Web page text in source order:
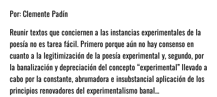
Por:Clemente Padín
Reunir textos que conciernen a las instancias experimentales de la
poesía no es tarea fácil. Primero porque aún no hay consenso en
cuanto a la legitimización de la poesía experimental y, segundo, por
la banalización y depreciación del concepto “experimental” llevado a
cabo por la constante, abrumadora e insubstancial aplicación de los
principios renovadores del experimentalismo banal…